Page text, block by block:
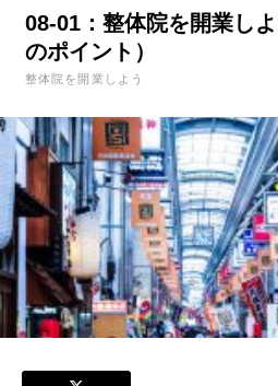
08-01：整体院を開業し
のポイント）
整体院を開業しよう